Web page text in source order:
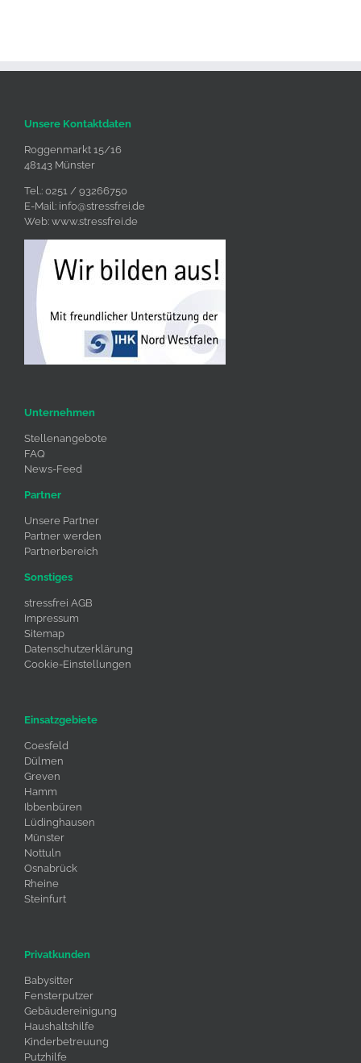
Unsere Kontaktdaten
Roggenmarkt 15/16
48143 Münster
Tel.: 0251 / 93266750
E-Mail: info@stressfrei.de
Web: www.stressfrei.de
Unternehmen
Stellenangebote
FAQ
News-Feed
Partner
Unsere Partner
Partner werden
Partnerbereich
Sonstiges
stressfrei AGB
Impressum
Sitemap
Datenschutzerklärung
Cookie-Einstellungen
Einsatzgebiete
Coesfeld
Dülmen
Greven
Hamm
Ibbenbüren
Lüdinghausen
Münster
Nottuln
Osnabrück
Rheine
Steinfurt
Privatkunden
Babysitter
Fensterputzer
Gebäudereinigung
Haushaltshilfe
Kinderbetreuung
Putzhilfe